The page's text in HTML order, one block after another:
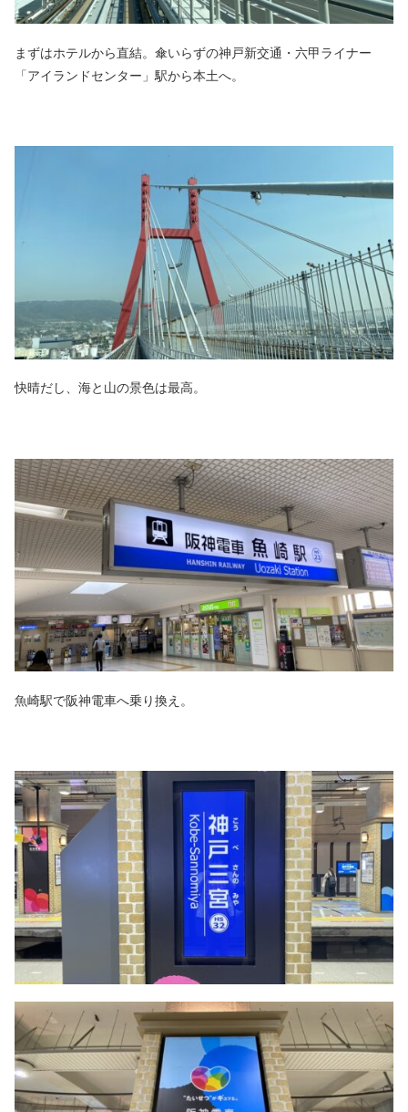
まずはホテルから直結。傘いらずの神戸新交通・六甲ライナー
「アイランドセンター」駅から本土へ。
快晴だし、海と山の景色は最高。
魚崎駅で阪神電車へ乗り換え。